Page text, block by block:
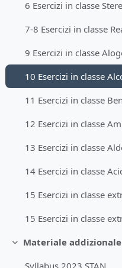
Minimizza
Materiale addizionale